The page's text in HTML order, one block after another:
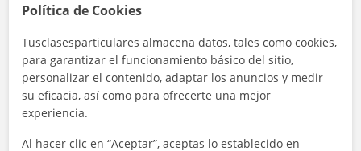
Política de Cookies
Tusclasesparticulares almacena datos, tales como cookies,
para garantizar el funcionamiento básico del sitio,
personalizar el contenido, adaptar los anuncios y medir
su eficacia, así como para ofrecerte una mejor
experiencia.
Al hacer clic en “Aceptar”, aceptas lo establecido en